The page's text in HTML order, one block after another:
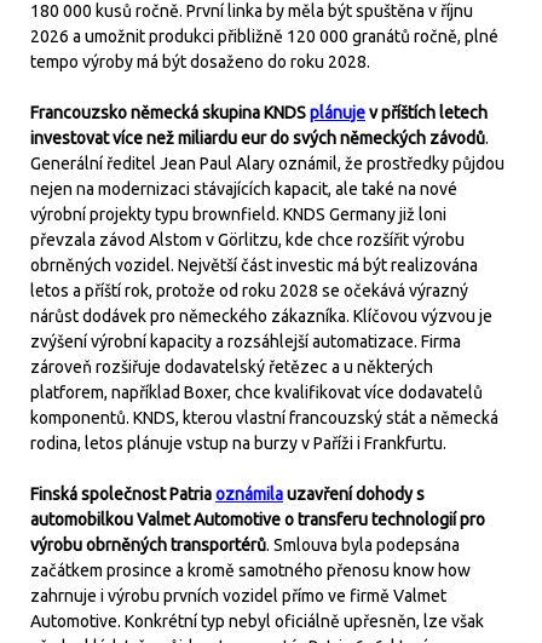
180 000 kusů ročně. První linka by měla být spuštěna v říjnu
2026 a umožnit produkci přibližně 120 000 granátů ročně, plné
tempo výroby má být dosaženo do roku 2028.
Francouzsko německá skupina KNDSplánujev příštích letech
investovat více než miliardu eur do svých německých závodů.
Generální ředitel Jean Paul Alary oznámil, že prostředky půjdou
nejen na modernizaci stávajících kapacit, ale také na nové
výrobní projekty typu brownfield. KNDS Germany již loni
převzala závod Alstom v Görlitzu, kde chce rozšířit výrobu
obrněných vozidel. Největší část investic má být realizována
letos a příští rok, protože od roku 2028 se očekává výrazný
nárůst dodávek pro německého zákazníka. Klíčovou výzvou je
zvýšení výrobní kapacity a rozsáhlejší automatizace. Firma
zároveň rozšiřuje dodavatelský řetězec a u některých
platforem, například Boxer, chce kvalifikovat více dodavatelů
komponentů. KNDS, kterou vlastní francouzský stát a německá
rodina, letos plánuje vstup na burzy v Paříži i Frankfurtu.
Finská společnost Patriaoznámilauzavření dohody s
automobilkou Valmet Automotive o transferu technologií pro
výrobu obrněných transportérů. Smlouva byla podepsána
začátkem prosince a kromě samotného přenosu know how
zahrnuje i výrobu prvních vozidel přímo ve firmě Valmet
Automotive. Konkrétní typ nebyl oficiálně upřesněn, lze však